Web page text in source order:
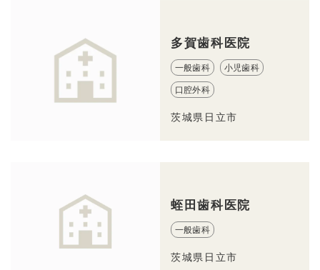
多賀歯科医院
一般歯科 小児歯科
口腔外科
茨城県日立市
蛭田歯科医院
一般歯科
茨城県日立市